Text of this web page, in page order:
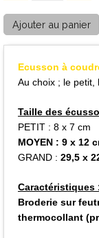
Ecusson à
Au choix ; le petit,
Taille des
PETIT : 8 x 7 cm
MOYEN : 9 x 12
GRAND : 29,5 x
Caractéristiques
Broderie sur
thermocollant